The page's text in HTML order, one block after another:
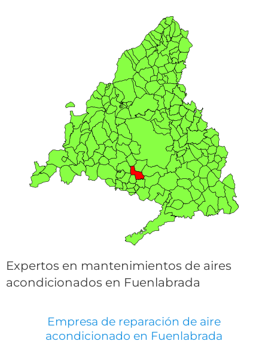
Expertos en mantenimientos de aires
acondicionados en Fuenlabrada
Empresa de reparación de aire
acondicionado en Fuenlabrada